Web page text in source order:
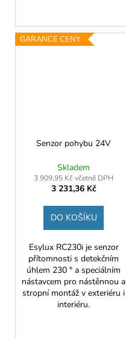
GARANCE CENY
Senzor pohybu 24V
Skladem
3 909,95 Kč včetně DPH
3 231,36 Kč
DO KOŠÍKU
Esylux RC230i je senzor
přítomnosti s detekčním
úhlem 230 ° a speciálním
nástavcem pro nástěnnou a
stropní montáž v exteriéru i
interiéru.